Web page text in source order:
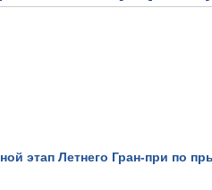
этап Летнего Гран-при по